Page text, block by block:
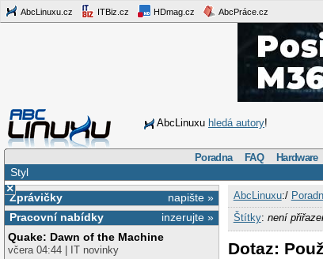
AbcLinuxu.cz ITBiz.cz HDmag.cz AbcPráce.cz
AbcLinuxu hledá autory!
Poradna FAQ Hardware
Styl
×
napište »
Zprávičky
inzerujte »
Pracovní nabídky
Quake: Dawn of the Machine
včera 04:44 | IT novinky
AbcLinuxu:/
Štítky: není
Dotaz: